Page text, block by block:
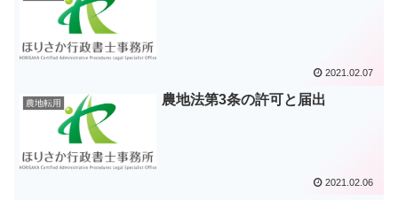
2021.02.07
農地転用 農地法第3条の許可と届出
2021.02.06